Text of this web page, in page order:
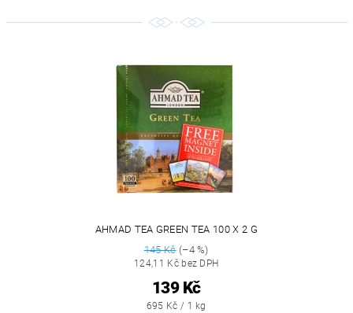
AHMAD TEA GREEN TEA 100 X 2 G
145 Kč(–4 %)
124,11 Kč bez DPH
139 Kč
695 Kč / 1 kg